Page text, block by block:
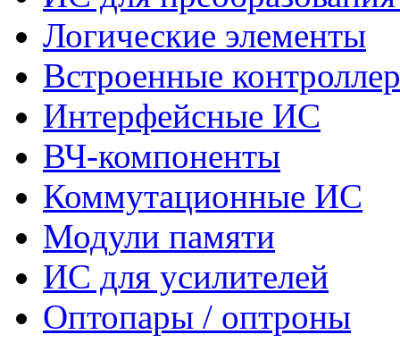
Логические элементы
Встроенные
Интерфейсные ИС
ВЧ-компоненты
Коммутационные ИС
Модули памяти
ИС для усилителей
Оптопары / оптроны